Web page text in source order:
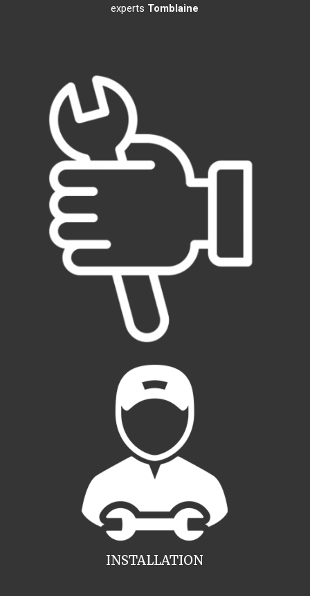
experts Tomblaine
INSTALLATION